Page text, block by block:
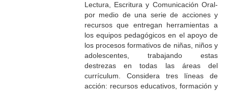
Lectura, Escritura y Comunicación Oral-
por medio de una serie de acciones y
recursos que entregan herramientas a
los equipos pedagógicos en el apoyo de
los procesos formativos de niñas, niños y
adolescentes, trabajando estas
destrezas en todas las áreas del
currículum. Considera tres líneas de
acción: recursos educativos, formación y